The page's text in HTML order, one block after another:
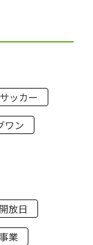
サッカー
ワン
放日
業